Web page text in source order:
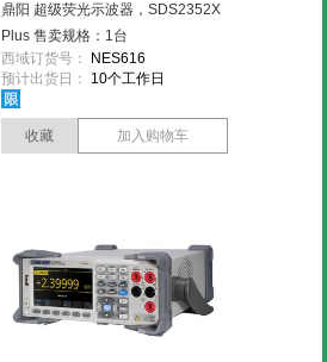
鼎阳 超级荧光示波器，SDS2352X
Plus 售卖规格：1台
西域订货号：
NES616
预计出货日：
10个工作日
收藏 加入购物车